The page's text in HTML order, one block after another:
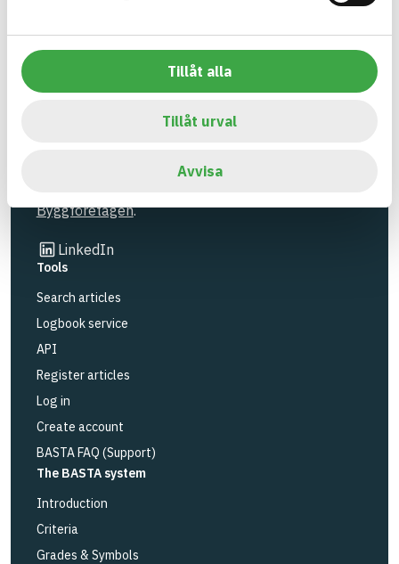
Tillåt alla
Tillåt urval
Avvisa
offering free and publicly available information on
sustainability information about construction
products. The BASTA system also offers criteria's
BASTA is a subsidiary toIVL Swedish
Byggföretagen.
LinkedIn
Link to other website
Tools
Search articles
Logbook service
API
Register articles
Log in
Create account
BASTA FAQ (Support)
The BASTA system
Introduction
Criteria
Grades & Symbols